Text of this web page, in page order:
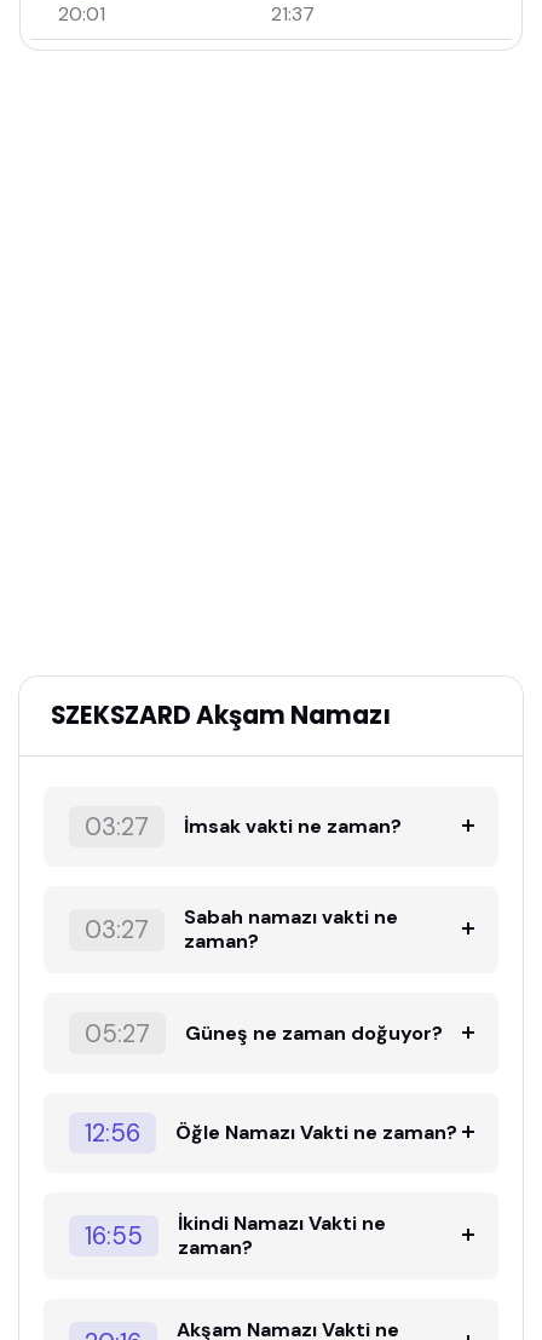
20:01
21:37
SZEKSZARD Akşam Namazı
03:27 İmsak vakti ne zaman?
03:27
Sabah namazı vakti ne
zaman?
05:27 Güneş ne zaman doğuyor?
12:56 Öğle Namazı Vakti ne zaman?
16:55
İkindi Namazı Vakti ne
zaman?
Akşam Namazı Vakti ne